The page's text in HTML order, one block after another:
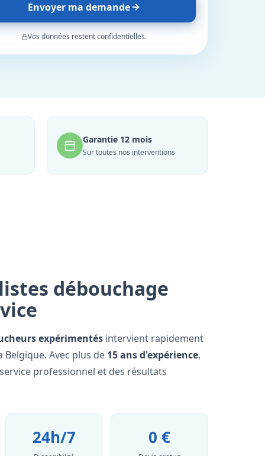
Envoyer ma demande
Vos données restent confidentielles.
Garantie 12 mois
Sur toutes nos interventions
débouchage
expérimentés intervient rapidement
Avec plus de 15 ans d'expérience,
professionnel et des résultats
24h/7 0 €